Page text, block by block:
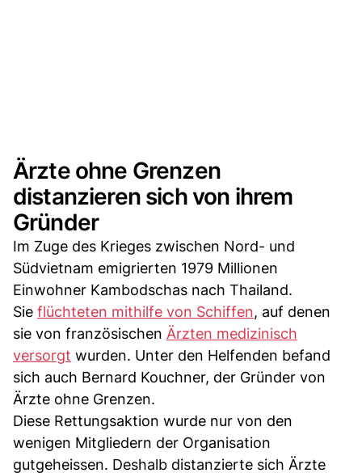
Ärzte ohne Grenzen
distanzieren sich von ihrem
Gründer
Im Zuge des Krieges zwischen Nord- und
Südvietnam emigrierten 1979 Millionen
Einwohner Kambodschas nach Thailand.
Sie flüchteten mithilfe von Schiffen, auf denen
sie von französischen Ärzten medizinisch
versorgt wurden. Unter den Helfenden befand
sich auch Bernard Kouchner, der Gründer von
Ärzte ohne Grenzen.
Diese Rettungsaktion wurde nur von den
wenigen Mitgliedern der Organisation
gutgeheissen. Deshalb distanzierte sich Ärzte